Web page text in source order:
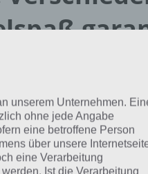
gesagt, dass Flick
wie Flick Soccer,
Football geflippt
der App
die Richtung des
die Geschwindigkeit.
unserem Unternehmen.
ohne jede Angabe
eine betroffene Person
über unsere
eine Verarbeitung
Ist die Verarbeitung